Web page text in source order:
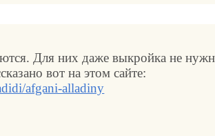
Для них даже выкройка не
вот на этом сайте:
afgani-alladiny